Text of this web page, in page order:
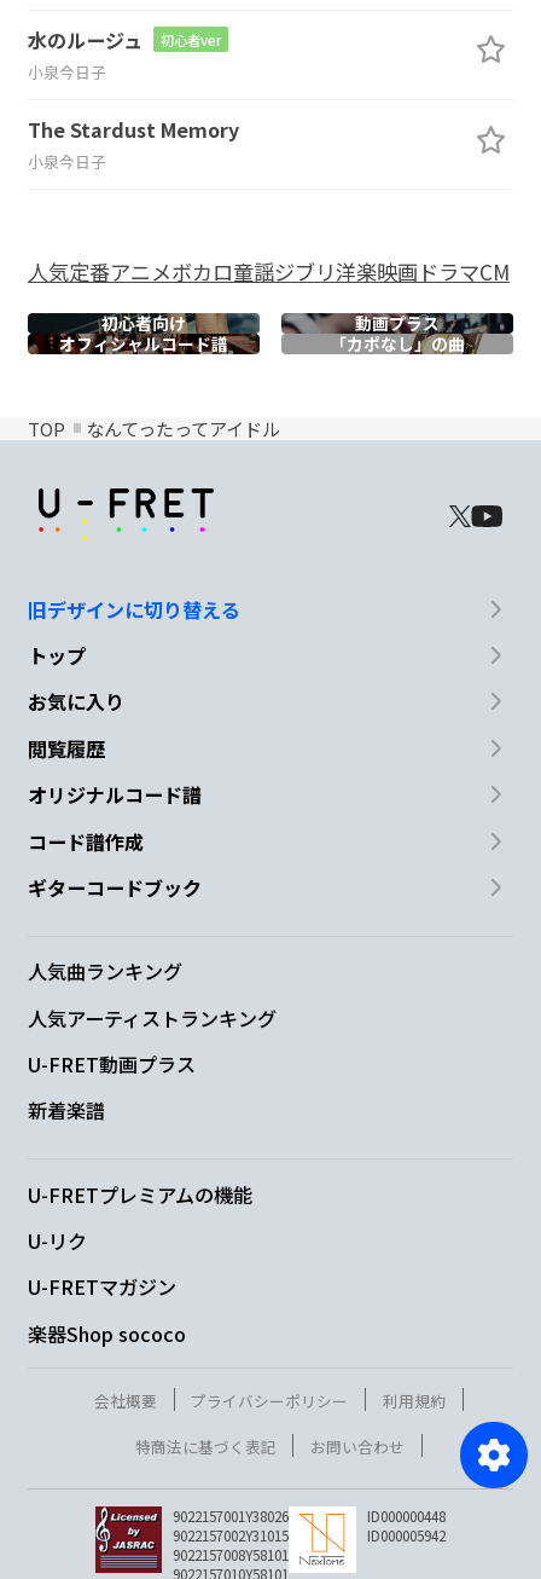
水のルージュ 初心者ver
小泉今日子
The Stardust Memory
小泉今日子
人気定番アニメボカロ童謡ジブリ洋楽映画ドラマCM
初心者向け
動画プラス
オフィシャルコード譜 「カポなし」の曲
TOP なんてったってアイドル
旧デザインに切り替える
トップ
お気に入り
閲覧履歴
オリジナルコード譜
コード譜作成
ギターコードブック
人気曲ランキング
人気アーティストランキング
U-FRET動画プラス
新着楽譜
U-FRETプレミアムの機能
U-リク
U-FRETマガジン
楽器Shop sococo
会社概要 プライバシーポリシー
利用規約
特商法に基づく表記
お問い合わせ
9022157001Y38026
9022157002Y31015
9022157008Y58101
9022157010Y58101
ID000000448
ID000005942